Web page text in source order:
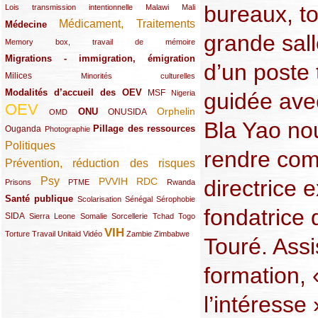
Lois transmission intentionnelle
(24/289) Malawi
(11/289) Mali
(21/289)
Médecine
(62/289) Médicament, Traitements
(142/289)
Memory box, travail de mémoire
(11/289)
Migrations - immigration, émigration
(67/289)
Milices
(34/289) Minorités culturelles
(15/289)
Modalités d’accueil des OEV
(58/289) MSF
(54/289) Nigeria
(27/289)
OEV
(269/289) OMD
(26/289) ONU
(58/289) ONUSIDA
(44/289) Orphelin
(112/289)
Ouganda
(29/289) Photographie
(27/289) Pillage des ressources
(77/289)
Politiques
(120/289)
Prévention, réduction des risques
(131/289)
Prisons
(22/289) Psy
(119/289) PTME
(12/289) PVVIH
(111/289) RDC
(104/289) Rwanda
(23/289)
Santé publique
(59/289) Scolarisation
(9/289) Sénégal
(13/289) Sérophobie
(19/289)
SIDA
(29/289)Sierra Leone
(13/289) Somalie
(12/289) Sorcellerie
(19/289) Tchad
(10/289) Togo
(15/289)
Torture
(17/289)Travail
(21/289) Unitaid
(26/289) Vidéo
(23/289) VIH
(154/289) Zambie
(12/289) Zimbabwe
(21/289)
bureaux,
grande
d’un
guidée
Bla Yao
rendre
directrice
fondatrice
Touré.
formation,
l’intéresse